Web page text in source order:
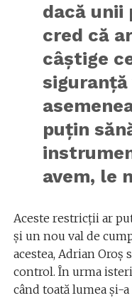
dacă unii
cred că
câştige
puţin
avem, le
Aceste restricții ar
și un nou val de
acestea, Adrian Oroș
control. În urma
când toată lumea și-